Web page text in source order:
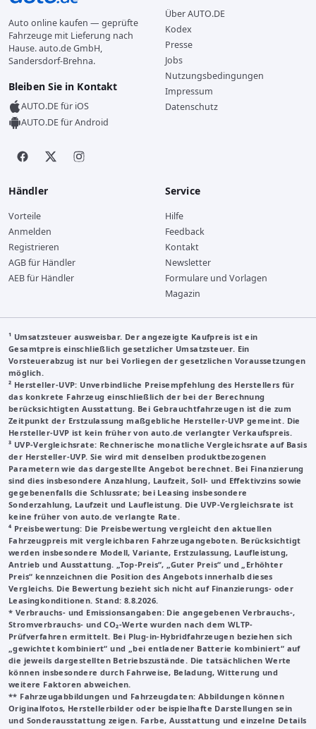
Auto online kaufen — geprüfte
Fahrzeuge mit Lieferung nach
Hause. auto.de GmbH,
Sandersdorf-Brehna.
Bleiben Sie in Kontakt
AUTO.DE für iOS
AUTO.DE für Android
Über AUTO.DE
Kodex
Presse
Jobs
Nutzungsbedingungen
Impressum
Datenschutz
Händler
Vorteile
Anmelden
Registrieren
AGB für Händler
AEB für Händler
Service
Hilfe
Feedback
Kontakt
Newsletter
Formulare und Vorlagen
Magazin
¹ Umsatzsteuer ausweisbar. Der angezeigte Kaufpreis ist ein
Gesamtpreis einschließlich gesetzlicher Umsatzsteuer. Ein
Vorsteuerabzug ist nur bei Vorliegen der gesetzlichen Voraussetzungen
möglich.
² Hersteller-UVP: Unverbindliche Preisempfehlung des Herstellers für
das konkrete Fahrzeug einschließlich der bei der Berechnung
berücksichtigten Ausstattung. Bei Gebrauchtfahrzeugen ist die zum
Zeitpunkt der Erstzulassung maßgebliche Hersteller-UVP gemeint. Die
Hersteller-UVP ist kein früher von auto.de verlangter Verkaufspreis.
³ UVP-Vergleichsrate: Rechnerische monatliche Vergleichsrate auf Basis
der Hersteller-UVP. Sie wird mit denselben produktbezogenen
Parametern wie das dargestellte Angebot berechnet. Bei Finanzierung
sind dies insbesondere Anzahlung, Laufzeit, Soll- und Effektivzins sowie
gegebenenfalls die Schlussrate; bei Leasing insbesondere
Sonderzahlung, Laufzeit und Laufleistung. Die UVP-Vergleichsrate ist
keine früher von auto.de verlangte Rate.
⁴ Preisbewertung: Die Preisbewertung vergleicht den aktuellen
Fahrzeugpreis mit vergleichbaren Fahrzeugangeboten. Berücksichtigt
werden insbesondere Modell, Variante, Erstzulassung, Laufleistung,
Antrieb und Ausstattung. „Top-Preis“, „Guter Preis“ und „Erhöhter
Preis“ kennzeichnen die Position des Angebots innerhalb dieses
Vergleichs. Die Bewertung bezieht sich nicht auf Finanzierungs- oder
Leasingkonditionen. Stand: 8.8.2026.
* Verbrauchs- und Emissionsangaben: Die angegebenen Verbrauchs-,
Stromverbrauchs- und CO₂-Werte wurden nach dem WLTP-
Prüfverfahren ermittelt. Bei Plug-in-Hybridfahrzeugen beziehen sich
„gewichtet kombiniert“ und „bei entladener Batterie kombiniert“ auf
die jeweils dargestellten Betriebszustände. Die tatsächlichen Werte
können insbesondere durch Fahrweise, Beladung, Witterung und
weitere Faktoren abweichen.
** Fahrzeugabbildungen und Fahrzeugdaten: Abbildungen können
Originalfotos, Herstellerbilder oder beispielhafte Darstellungen sein
und Sonderausstattung zeigen. Farbe, Ausstattung und einzelne Details